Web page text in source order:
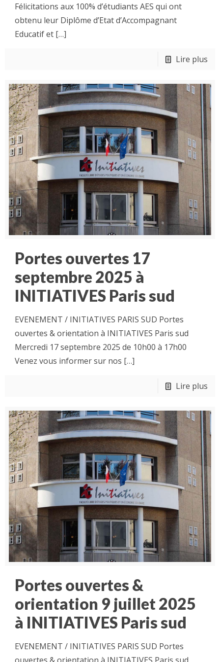
Félicitations aux 100% d’étudiants AES qui ont
obtenu leur Diplôme d’Etat d’Accompagnant
Educatif et […]
Lire plus
Portes ouvertes 17
septembre 2025 à
INITIATIVES Paris sud
EVENEMENT / INITIATIVES PARIS SUD Portes
ouvertes & orientation à INITIATIVES Paris sud
Mercredi 17 septembre 2025 de 10h00 à 17h00
Venez vous informer sur nos […]
Lire plus
Portes ouvertes &
orientation 9 juillet 2025
à INITIATIVES Paris sud
EVENEMENT / INITIATIVES PARIS SUD Portes